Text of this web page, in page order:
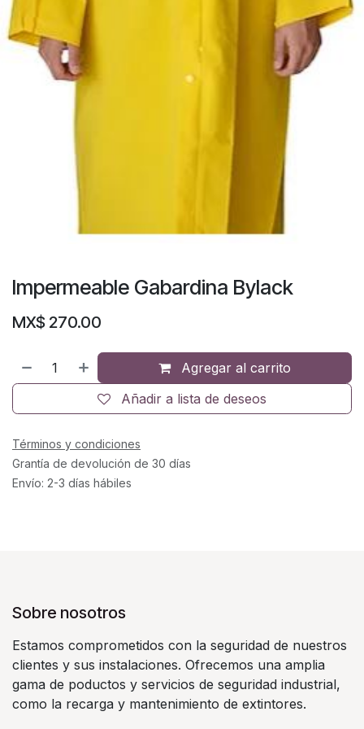
Impermeable Gabardina Bylack
MX$ 270.00
Agregar al carrito
Añadir a lista de deseos
Términos y condiciones
Grantía de devolución de 30 días
Envío: 2-3 días hábiles
Sobre nosotros
Estamos comprometidos con la seguridad de nuestros
clientes y sus instalaciones. Ofrecemos una amplia
gama de poductos y servicios de seguridad industrial,
como la recarga y mantenimiento de extintores.